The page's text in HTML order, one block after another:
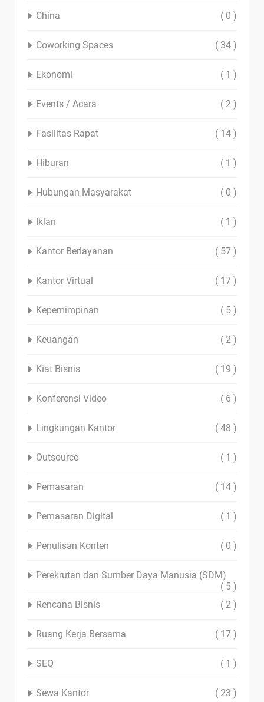
China ( 0 )
Coworking Spaces ( 34 )
Ekonomi ( 1 )
Events / Acara ( 2 )
Fasilitas Rapat ( 14 )
Hiburan ( 1 )
Hubungan Masyarakat ( 0 )
Iklan ( 1 )
Kantor Berlayanan ( 57 )
Kantor Virtual ( 17 )
Kepemimpinan ( 5 )
Keuangan ( 2 )
Kiat Bisnis ( 19 )
Konferensi Video ( 6 )
Lingkungan Kantor ( 48 )
Outsource ( 1 )
Pemasaran ( 14 )
Pemasaran Digital ( 1 )
Penulisan Konten ( 0 )
Perekrutan dan Sumber Daya Manusia (SDM)
( 5 )
Rencana Bisnis
( 2 )
Ruang Kerja Bersama ( 17 )
SEO ( 1 )
Sewa Kantor ( 23 )